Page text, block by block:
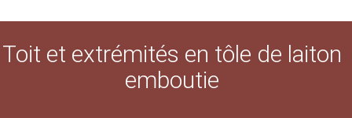
Toit et extrémités en tôle de laiton
emboutie